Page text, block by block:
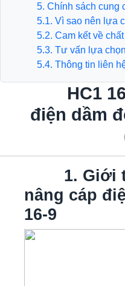
5. Chính sách cung
5.1. Vì sao nên lựa
5.2. Cam kết về chất
5.3. Tư vấn lựa chọn
5.4. Thông tin liên
HC1
điện dầm
1. Giới
nâng cáp
16-9